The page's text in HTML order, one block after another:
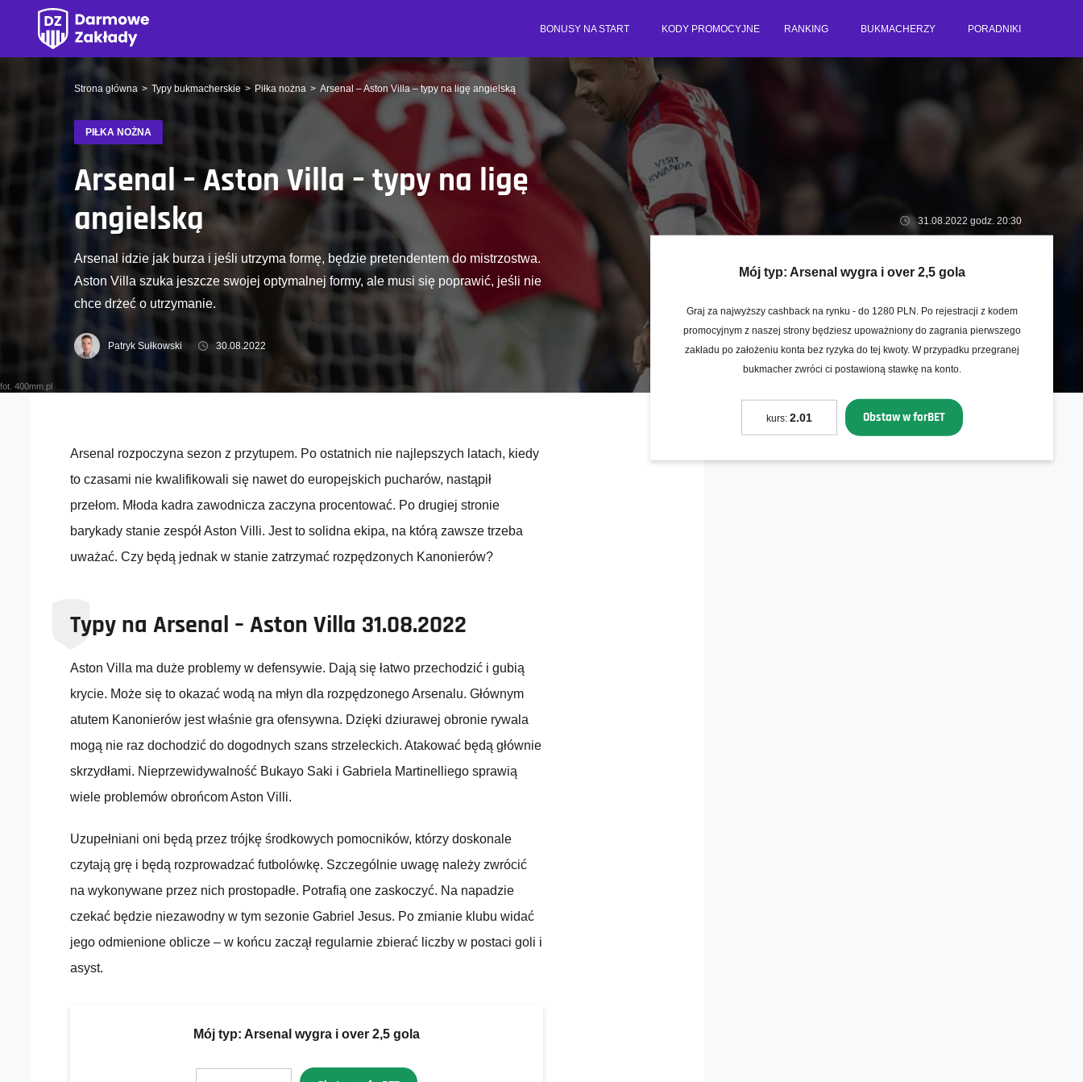
BONUSY NA START KODY PROMOCYJNE RANKING BUKMACHERZY PORADNIKI
fot. 400mm.pl
Strona główna Typy bukmacherskie Piłka nożna Arsenal – Aston Villa – typy na ligę angielską
PIŁKA NOŻNA
Arsenal – Aston Villa – typy na ligę
angielską
Arsenal idzie jak burza i jeśli utrzyma formę, będzie pretendentem do mistrzostwa.
Aston Villa szuka jeszcze swojej optymalnej formy, ale musi się poprawić, jeśli nie
chce drżeć o utrzymanie.
Patryk Sułkowski 30.08.2022
31.08.2022 godz. 20:30
Mój typ: Arsenal wygra i over 2,5 gola
Graj za najwyższy cashback na rynku - do 1280 PLN. Po rejestracji z kodem
promocyjnym z naszej strony będziesz upoważniony do zagrania pierwszego
zakładu po założeniu konta bez ryzyka do tej kwoty. W przypadku przegranej
bukmacher zwróci ci postawioną stawkę na konto.
kurs: 2.01 Obstaw w forBET
Arsenal rozpoczyna sezon z przytupem. Po ostatnich nie najlepszych latach, kiedy
to czasami nie kwalifikowali się nawet do europejskich pucharów, nastąpił
przełom. Młoda kadra zawodnicza zaczyna procentować. Po drugiej stronie
barykady stanie zespół Aston Villi. Jest to solidna ekipa, na którą zawsze trzeba
uważać. Czy będą jednak w stanie zatrzymać rozpędzonych Kanonierów?
Typy na Arsenal – Aston Villa 31.08.2022
Aston Villa ma duże problemy w defensywie. Dają się łatwo przechodzić i gubią
krycie. Może się to okazać wodą na młyn dla rozpędzonego Arsenalu. Głównym
atutem Kanonierów jest właśnie gra ofensywna. Dzięki dziurawej obronie rywala
mogą nie raz dochodzić do dogodnych szans strzeleckich. Atakować będą głównie
skrzydłami. Nieprzewidywalność Bukayo Saki i Gabriela Martinelliego sprawią
wiele problemów obrońcom Aston Villi.
Uzupełniani oni będą przez trójkę środkowych pomocników, którzy doskonale
czytają grę i będą rozprowadzać futbolówkę. Szczególnie uwagę należy zwrócić
na wykonywane przez nich prostopadłe. Potrafią one zaskoczyć. Na napadzie
czekać będzie niezawodny w tym sezonie Gabriel Jesus. Po zmianie klubu widać
jego odmienione oblicze – w końcu zaczął regularnie zbierać liczby w postaci goli i
asyst.
Mój typ: Arsenal wygra i over 2,5 gola